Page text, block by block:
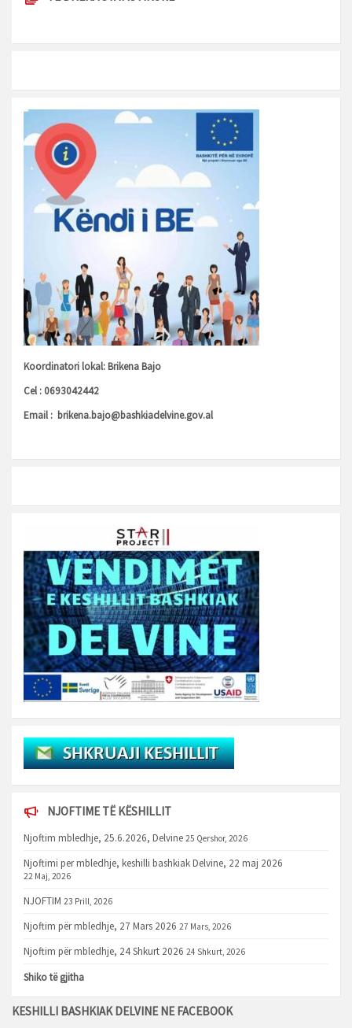
Koordinatori lokal: Brikena Bajo
Cel : 0693042442
Email : brikena.bajo@bashkiadelvine.gov.al
NJOFTIME TË KËSHILLIT
Njoftim mbledhje, 25.6.2026, Delvine 25 Qershor, 2026
Njoftimi per mbledhje, keshilli bashkiak Delvine, 22 maj 2026
22 Maj, 2026
NJOFTIM 23 Prill, 2026
Njoftim për mbledhje, 27 Mars 2026 27 Mars, 2026
Njoftim për mbledhje, 24 Shkurt 2026 24 Shkurt, 2026
Shiko të gjitha
KESHILLI BASHKIAK DELVINE NE FACEBOOK